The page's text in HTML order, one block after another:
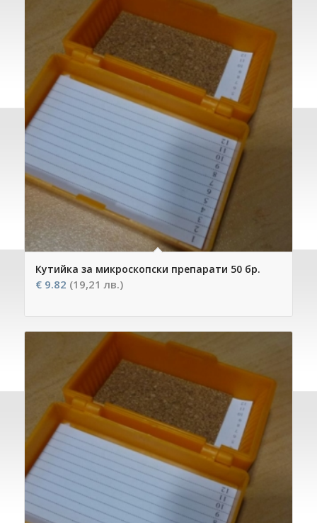
Кутийка за микроскопски препарати 50 бр.
€9.82 (19,21 лв.)